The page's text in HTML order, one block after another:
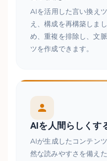
AIを活用した言い換え
え、構成を再構築しま
め、重複を排除し、文
ツを作成できます。
AIを人間らしくす
AIが生成したコンテン
然な読みやすさを備え